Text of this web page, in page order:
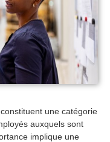
une catégorie
auxquels sont
implique une